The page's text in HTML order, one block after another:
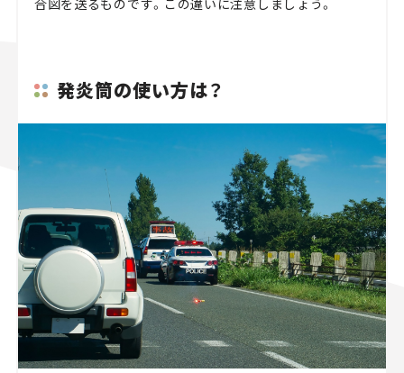
発炎筒の使い方は？